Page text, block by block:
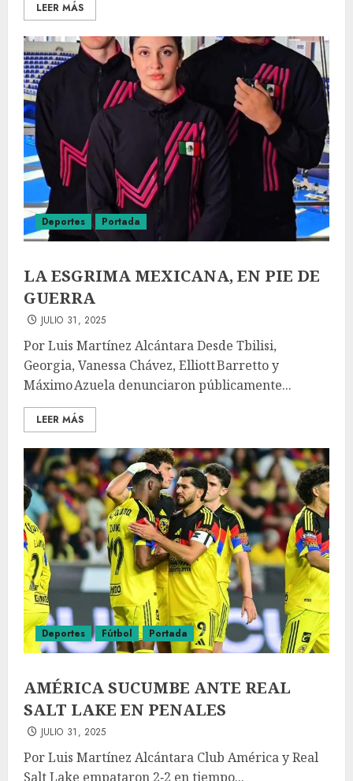
LEER MÁS
Deportes Portada
LA ESGRIMA MEXICANA, EN PIE DE
GUERRA
JULIO 31, 2025
Por Luis Martínez Alcántara Desde Tbilisi,
Georgia, Vanessa Chávez, Elliott Barretto y
Máximo Azuela denunciaron públicamente...
LEER MÁS
Deportes Fútbol Portada
AMÉRICA SUCUMBE ANTE REAL
SALT LAKE EN PENALES
JULIO 31, 2025
Por Luis Martínez Alcántara Club América y Real
Salt Lake empataron 2‑2 en tiempo...